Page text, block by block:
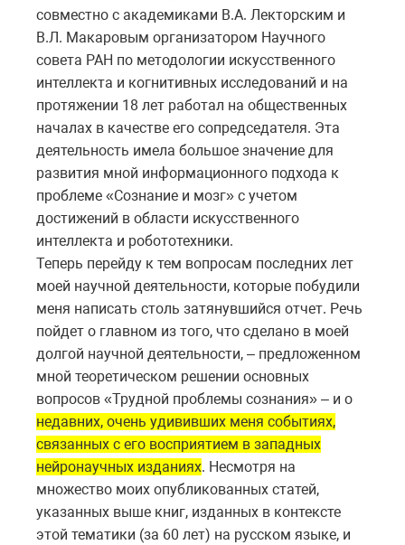
совместно с академиками В.А. Лекторским и
В.Л. Макаровым организатором Научного
совета РАН по методологии искусственного
интеллекта и когнитивных исследований и на
протяжении 18 лет работал на общественных
началах в качестве его сопредседателя. Эта
деятельность имела большое значение для
развития мной информационного подхода к
проблеме «Сознание и мозг» с учетом
достижений в области искусственного
интеллекта и робототехники.
Теперь перейду к тем вопросам последних лет
моей научной деятельности, которые побудили
меня написать столь затянувшийся отчет. Речь
пойдет о главном из того, что сделано в моей
долгой научной деятельности, – предложенном
мной теоретическом решении основных
вопросов «Трудной проблемы сознания» – и о
недавних, очень удививших меня событиях,
связанных с его восприятием в западных
нейронаучных изданиях. Несмотря на
множество моих опубликованных статей,
указанных выше книг, изданных в контексте
этой тематики (за 60 лет) на русском языке, и